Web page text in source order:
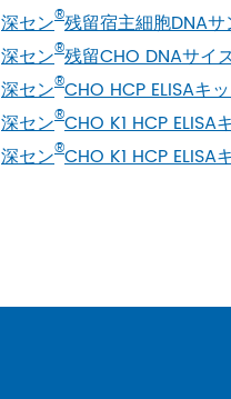
深セン®残留宿主細胞DNA
深セン®残留CHO DNAサイ
深セン®CHO HCP ELISAキ
深セン®CHO K1 HCP
深セン®CHO K1 HCP